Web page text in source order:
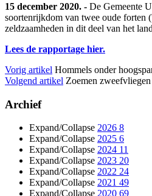
15 december 2020. - De Gemeente
soortenrijkdom van twee oude forten
zeldzaamheden in dit deel van het
Lees de rapportage hier.
Vorig artikel Hommels onder
Volgend artikel Zoemen
Archief
Expand/Collapse 2026 8
Expand/Collapse 2025 6
Expand/Collapse 2024 11
Expand/Collapse 2023 20
Expand/Collapse 2022 24
Expand/Collapse 2021 49
Expand/Collapse 2020 69